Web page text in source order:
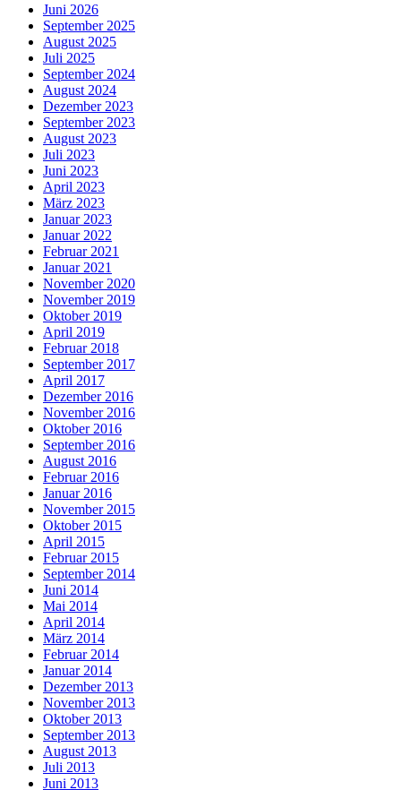
Juni 2026
September 2025
August 2025
Juli 2025
September 2024
August 2024
Dezember 2023
September 2023
August 2023
Juli 2023
Juni 2023
April 2023
März 2023
Januar 2023
Januar 2022
Februar 2021
Januar 2021
November 2020
November 2019
Oktober 2019
April 2019
Februar 2018
September 2017
April 2017
Dezember 2016
November 2016
Oktober 2016
September 2016
August 2016
Februar 2016
Januar 2016
November 2015
Oktober 2015
April 2015
Februar 2015
September 2014
Juni 2014
Mai 2014
April 2014
März 2014
Februar 2014
Januar 2014
Dezember 2013
November 2013
Oktober 2013
September 2013
August 2013
Juli 2013
Juni 2013